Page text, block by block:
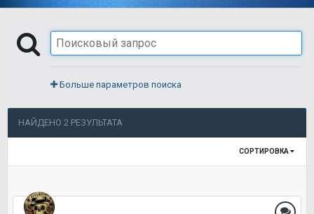
Больше параметров поиска
НАЙДЕНО 2 РЕЗУЛЬТАТА
СОРТИРОВКА